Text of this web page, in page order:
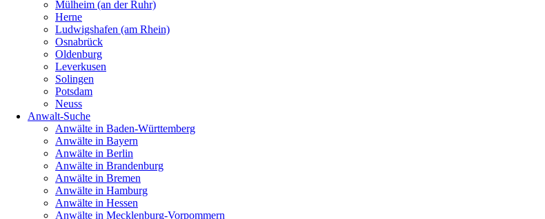
Mülheim (an der Ruhr)
Herne
Ludwigshafen (am Rhein)
Osnabrück
Oldenburg
Leverkusen
Solingen
Potsdam
Neuss
Anwalt-Suche
Anwälte in Baden-Württemberg
Anwälte in Bayern
Anwälte in Berlin
Anwälte in Brandenburg
Anwälte in Bremen
Anwälte in Hamburg
Anwälte in Hessen
Anwälte in Mecklenburg-Vorpommern